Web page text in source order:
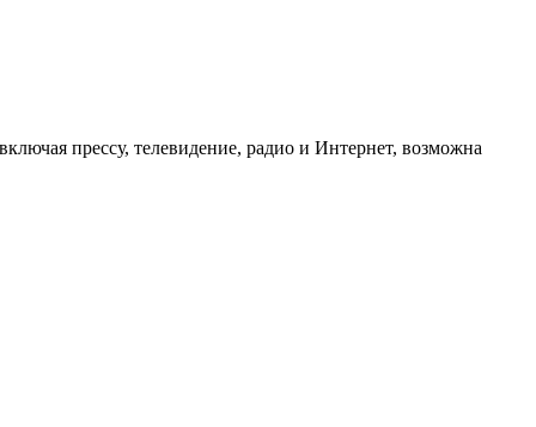
прессу, телевидение, радио и Интернет, возможна